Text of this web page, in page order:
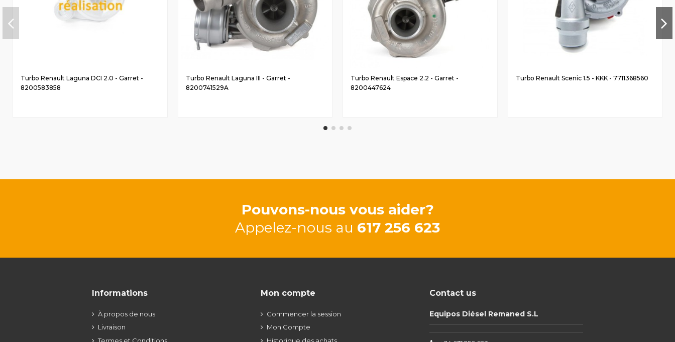
Turbo Renault Laguna DCI 2.0 - Garret -
8200583858
Turbo Renault Laguna III - Garret -
8200741529A
Turbo Renault Espace 2.2 - Garret -
8200447624
Turbo Renault Scenic 1.5 - KKK - 7711368560
Pouvons-nous vous aider?
Appelez-nous au 617 256 623
Informations
À propos de nous
Livraison
Mon compte
Commencer la session
Mon Compte
Contact us
Equipos Diésel Remaned S.L